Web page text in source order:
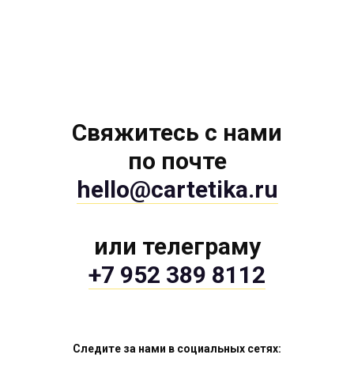
Свяжитесь с нами
по почте
hello@cartetika.ru
или телеграму
+7 952 389 8112
Следите за нами в социальных сетях: